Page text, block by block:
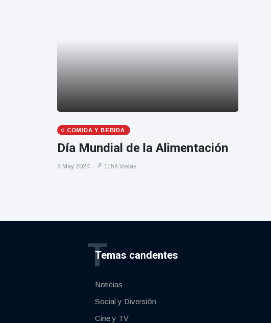
COMIDA Y BEBIDA
Día Mundial de la Alimentación
8 May 2024 1158 Vistas
Temas candentes
T
Noticias
Social y Diversión
Cine y TV